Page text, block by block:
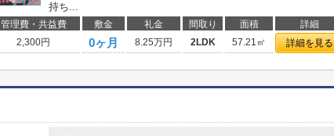
持ち...
管理費・共益費 敷金 礼金 間取り 面積 詳細
2,300円 0ヶ月 8.25万円 2LDK 57.21㎡ 詳細を見る